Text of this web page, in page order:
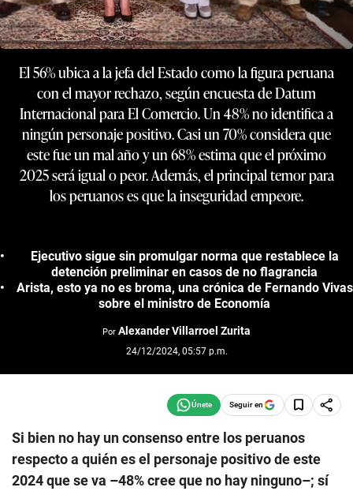
El 56% ubica a la jefa del Estado como la figura peruana
con el mayor rechazo, según encuesta de Datum
Internacional para El Comercio. Un 48% no identifica a
ningún personaje positivo. Casi un 70% considera que
este fue un mal año y un 68% estima que el próximo
2025 será igual o peor. Además, el principal temor para
los peruanos es que la inseguridad empeore.
Ejecutivo sigue sin promulgar norma que restablece la
detención preliminar en casos de no flagrancia
Arista, esto ya no es broma, una crónica de Fernando Vivas
sobre el ministro de Economía
Por Alexander Villarroel Zurita
24/12/2024, 05:57 p.m.
Seguir en
Si bien no hay un consenso entre los peruanos
respecto a quién es el personaje positivo de este
2024 que se va –48% cree que no hay ninguno–; sí